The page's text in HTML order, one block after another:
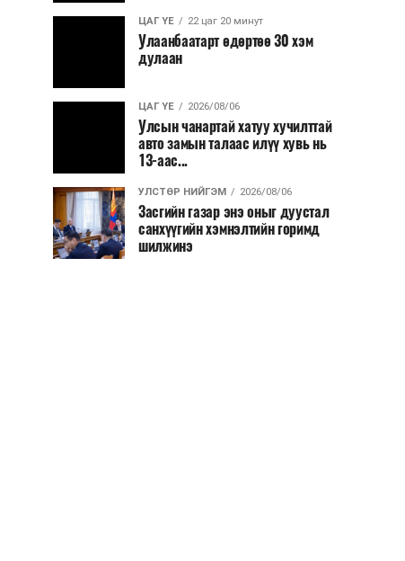
ЦАГ ҮЕ 22 цаг 20 минут
Улаанбаатарт өдөртөө 30 хэм
дулаан
ЦАГ ҮЕ 2026/08/06
Улсын чанартай хатуу хучилттай
авто замын талаас илүү хувь нь
13-аас...
УЛСТӨР НИЙГЭМ 2026/08/06
Засгийн газар энэ оныг дуустал
санхүүгийн хэмнэлтийн горимд
шилжинэ